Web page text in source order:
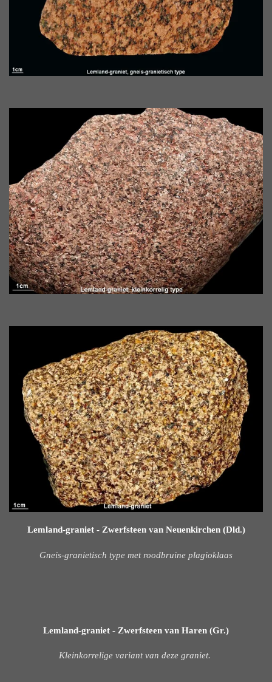
Lemland-graniet - Zwerfsteen van Neuenkirchen (Dld.)
Gneis-granietisch type met roodbruine plagioklaas
Lemland-graniet - Zwerfsteen van Haren (Gr.)
Kleinkorrelige variant van deze graniet.